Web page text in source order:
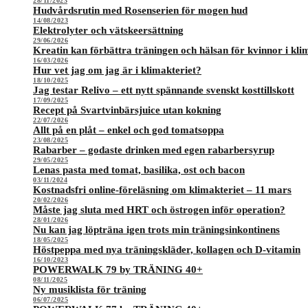
Hudvårdsrutin med Rosenserien för mogen hud
14/08/2023
Elektrolyter och vätskeersättning
29/06/2026
Kreatin kan förbättra träningen och hälsan för kvinnor i
16/03/2026
Hur vet jag om jag är i klimakteriet?
18/10/2025
Jag testar Relivo – ett nytt spännande svenskt kosttillskott
17/09/2025
Recept på Svartvinbärsjuice utan kokning
22/07/2026
Allt på en plåt – enkel och god tomatsoppa
23/08/2025
Rabarber – godaste drinken med egen rabarbersyrup
29/05/2025
Lenas pasta med tomat, basilika, ost och bacon
03/11/2024
Kostnadsfri online-föreläsning om klimakteriet – 11 mars
20/02/2026
Måste jag sluta med HRT och östrogen inför operation?
28/01/2026
Nu kan jag löpträna igen trots min träningsinkontinens
18/05/2025
Höstpeppa med nya träningskläder, kollagen och D-vitamin
16/10/2023
POWERWALK 79 by TRÄNING 40+
08/11/2025
Ny musiklista för träning
06/07/2025